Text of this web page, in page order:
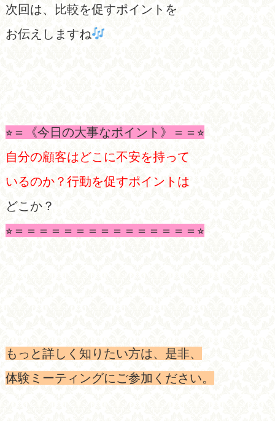
次回は、比較を促すポイントを
お伝えしますね
⭐︎＝《今日の大事なポイント》＝＝⭐︎
自分の顧客はどこに不安を持って
いるのか？行動を促すポイントは
どこか？
⭐︎＝＝＝＝＝＝＝＝＝＝＝＝＝＝＝⭐︎
もっと詳しく知りたい方は、是非、
体験ミーティングにご参加ください。